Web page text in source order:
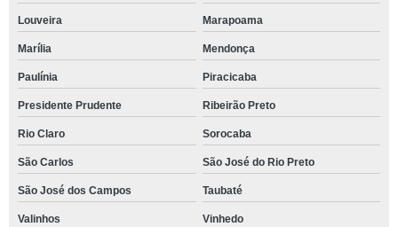
Louveira Marapoama
Marília Mendonça
Paulínia Piracicaba
Presidente Prudente Ribeirão Preto
Rio Claro Sorocaba
São Carlos São José do Rio Preto
São José dos Campos Taubaté
Valinhos Vinhedo